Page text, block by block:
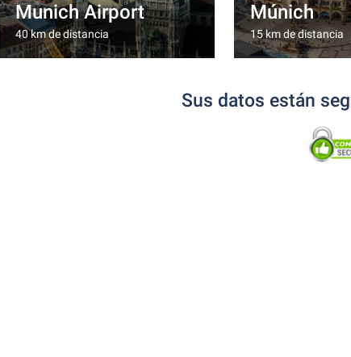
Munich Airport
40 km de distancia
Múnich
15 km de distancia
Sus datos están